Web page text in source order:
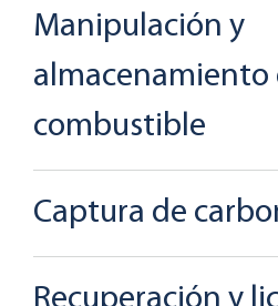
Manipulación y
almacenamiento
combustible
Captura de